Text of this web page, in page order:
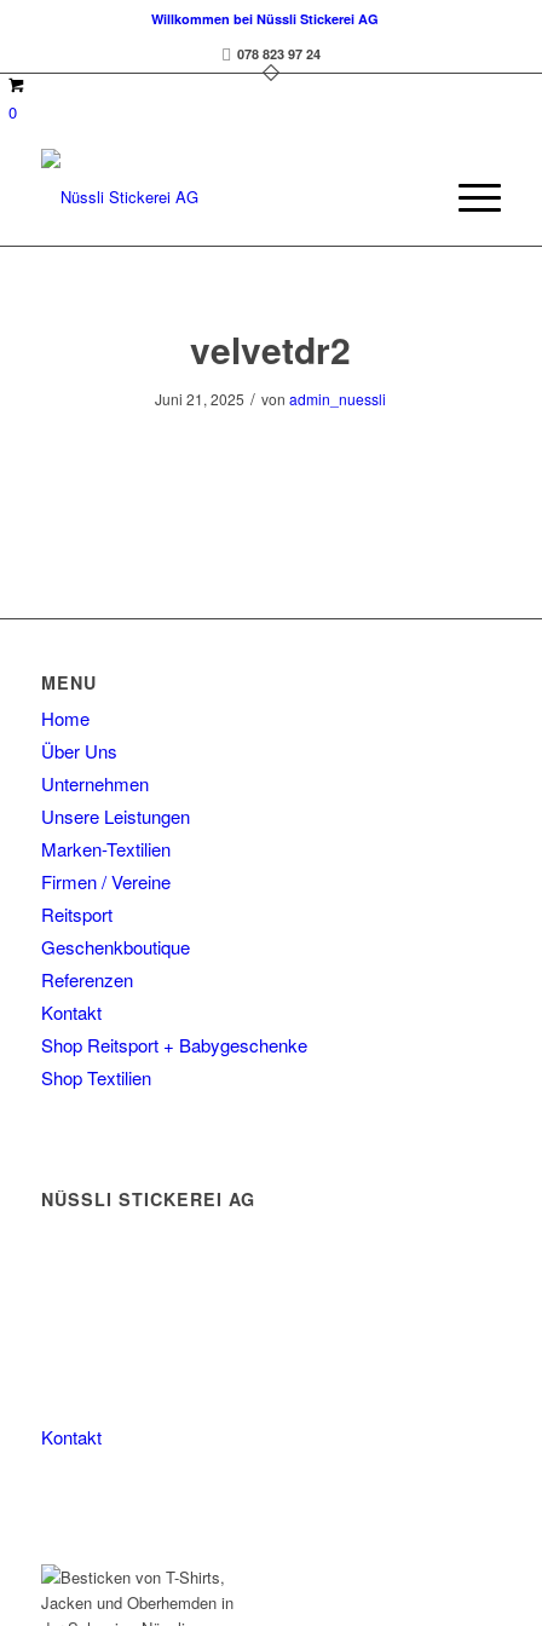
Willkommen bei Nüssli Stickerei AG
078 823 97 24
0
velvetdr2
Juni 21, 2025 / vonadmin_nuessli
MENU
Home
Über Uns
Unternehmen
Unsere Leistungen
Marken-Textilien
Firmen / Vereine
Reitsport
Geschenkboutique
Referenzen
Kontakt
Shop Reitsport + Babygeschenke
Shop Textilien
NÜSSLI STICKEREI AG
Kontakt